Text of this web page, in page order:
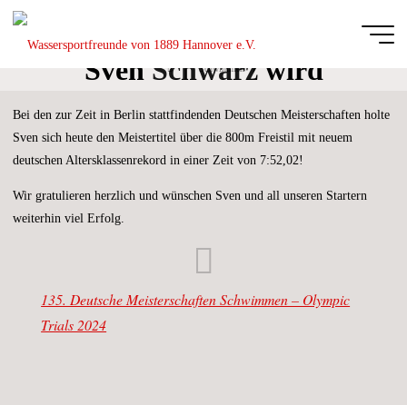
Zum
von 1889
Hannover e.V.
DIE
GANZE
SCHWIMM-
UND
Sven Schwarz wird
Deutscher Meister
Start Schwimmen
Bei den zur Zeit in Berlin stattfindenden Deutschen Meisterschaften holte
Sven sich heute den Meistertitel über die 800m Freistil mit neuem
deutschen Altersklassenrekord in einer Zeit von 7:52,02!
Wir gratulieren herzlich und wünschen Sven und all unseren Startern
weiterhin viel Erfolg.
135. Deutsche Meisterschaften Schwimmen – Olympic
Trials 2024